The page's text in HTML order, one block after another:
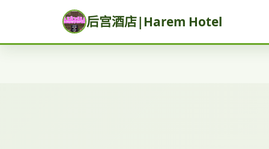
后宫酒店|Harem Hotel